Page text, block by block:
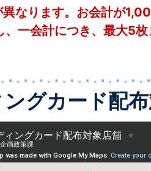
なります。お会計が
、一会計につき、最大5
ングカード配